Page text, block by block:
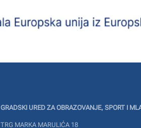
GRADSKI URED ZA OBRAZOVANJE, SPORT I
TRG MARKA MARULIĆA 18